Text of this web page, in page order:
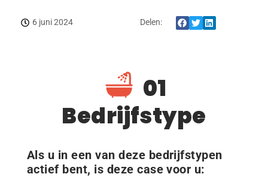
6 juni 2024 Delen:
01
Bedrijfstype
Als u in een van deze bedrijfstypen
actief bent, is deze case voor u: